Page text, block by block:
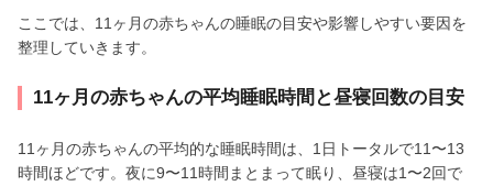
ここでは、11ヶ月の赤ちゃんの睡眠の目安や影響しやすい要因を
整理していきます。
11ヶ月の赤ちゃんの平均睡眠時間と昼寝回数の目安
11ヶ月の赤ちゃんの平均的な睡眠時間は、1日トータルで11〜13
時間ほどです。夜に9〜11時間まとまって眠り、昼寝は1〜2回で